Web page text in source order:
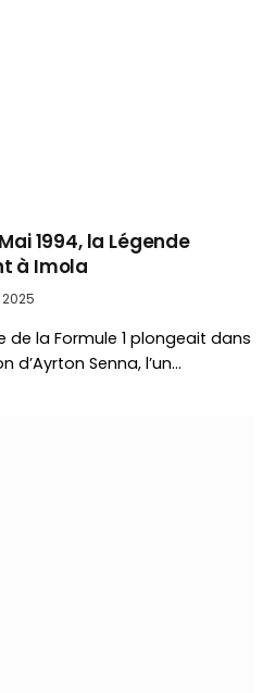
1994, la Légende
à Imola
de la Formule 1 plongeait dans
d’Ayrton Senna, l’un…